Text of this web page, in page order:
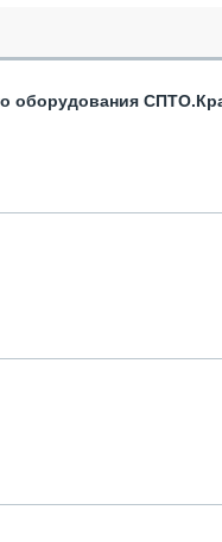
оборудования